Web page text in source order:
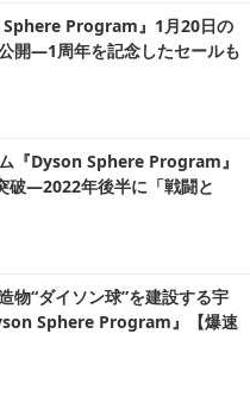
Program』1月20日の
開―1周年を記念したセールも
『Dyson Sphere Program』
破―2022年後半に「戦闘と
物“ダイソン球”を建設する宇
Sphere Program』【爆速